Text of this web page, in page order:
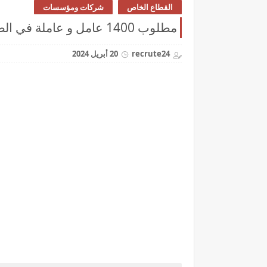
القطاع الخاص شركات ومؤسسات
مطلوب 1400 عامل و عاملة في الصناعات الغذائية البحرية بدون شهادة او دبلوم
recrute24 20 أبريل 2024